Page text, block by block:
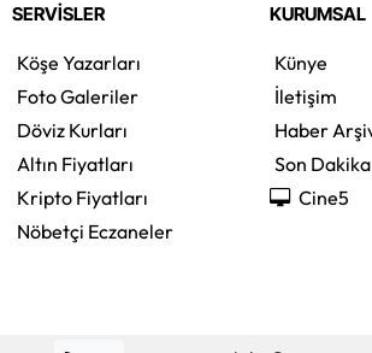
SERVİSLER
Köşe Yazarları
Foto Galeriler
Döviz Kurları
Altın Fiyatları
Kripto Fiyatları
Nöbetçi Eczaneler
KURUMSAL
Künye
İletişim
Haber
Son
Cine5